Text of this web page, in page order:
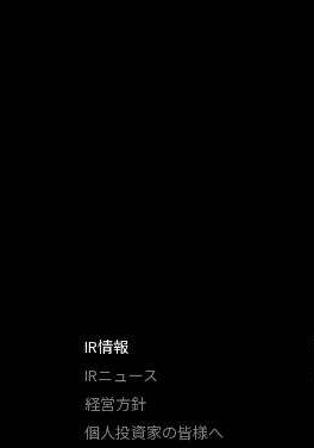
IR情報
IRニュース
経営方針
個人投資家の皆様へ